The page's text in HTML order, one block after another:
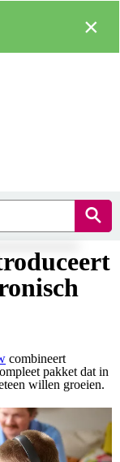
combineert
pakket dat in
willen groeien.
×